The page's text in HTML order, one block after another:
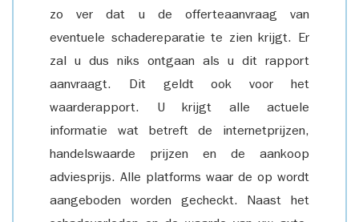
zo ver dat u de offerteaanvraag van
eventuele schadereparatie te zien krijgt. Er
zal u dus niks ontgaan als u dit rapport
aanvraagt. Dit geldt ook voor het
waarderapport. U krijgt alle actuele
informatie wat betreft de internetprijzen,
handelswaarde prijzen en de aankoop
adviesprijs. Alle platforms waar de op wordt
aangeboden worden gecheckt. Naast het